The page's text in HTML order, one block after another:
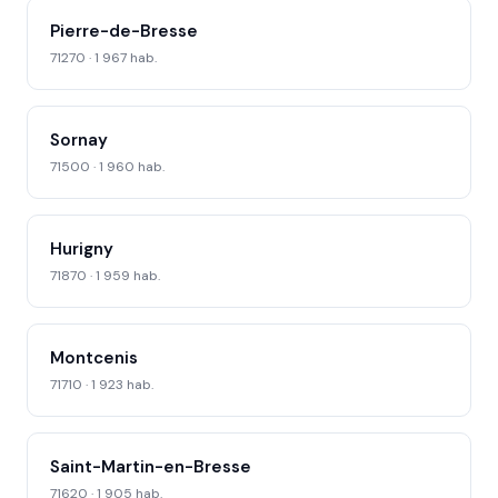
Pierre-de-Bresse
71270 · 1 967 hab.
Sornay
71500 · 1 960 hab.
Hurigny
71870 · 1 959 hab.
Montcenis
71710 · 1 923 hab.
Saint-Martin-en-Bresse
71620 · 1 905 hab.